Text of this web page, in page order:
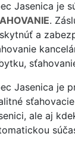
Jasenica je
.
a
Jasenica je
ale aj